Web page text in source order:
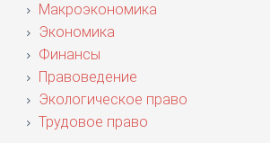
Макроэкономика
Экономика
Финансы
Правоведение
Экологическое право
Трудовое право